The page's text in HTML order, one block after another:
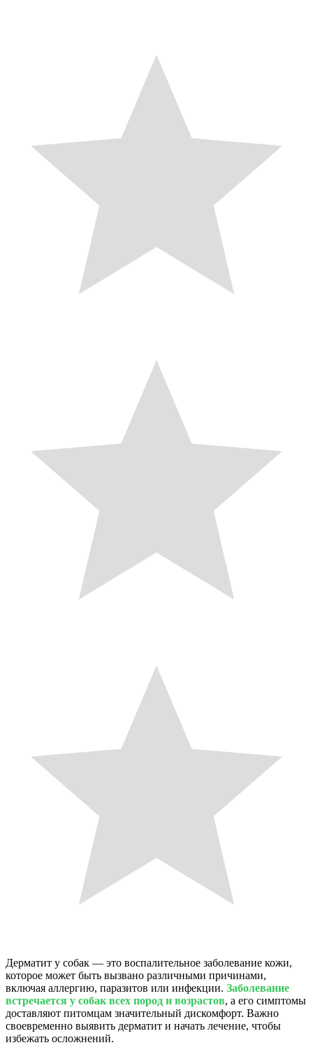
Дерматит у собак — это воспалительное заболевание кожи,
которое может быть вызвано различными причинами,
включая аллергию, паразитов или инфекции. Заболевание
встречается у собак всех пород и возрастов, а его симптомы
доставляют питомцам значительный дискомфорт. Важно
своевременно выявить дерматит и начать лечение, чтобы
избежать осложнений.